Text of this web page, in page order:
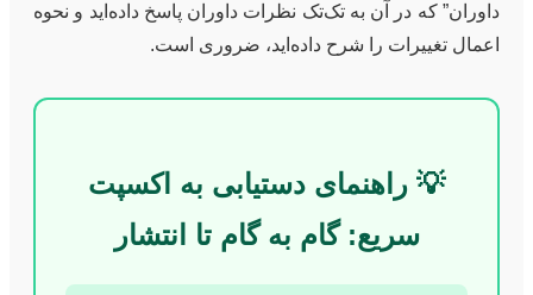
داوران” که در آن به تک‌تک نظرات داوران پاسخ داده‌اید و نحوه
اعمال تغییرات را شرح داده‌اید، ضروری است.
💡 راهنمای دستیابی به اکسپت
سریع: گام به گام تا انتشار